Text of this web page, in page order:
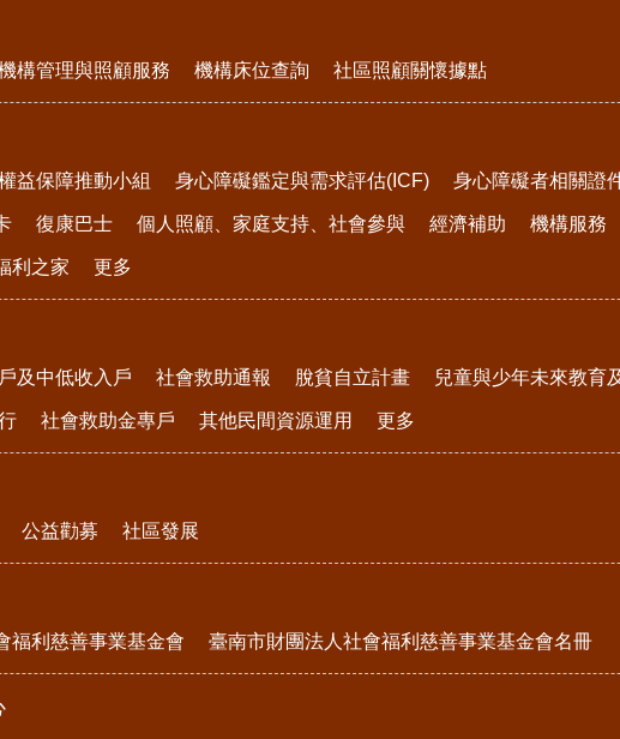
構管理與照顧服務 機構床位查詢 社區照顧關懷據點
益保障推動小組 身心障礙鑑定與需求評估(ICF) 身心障礙者相關證
復康巴士 個人照顧、家庭支持、社會參與 經濟補助 機構服務
利之家 更多
及中低收入戶 社會救助通報 脫貧自立計畫 兒童與少年未來教育
社會救助金專戶 其他民間資源運用 更多
公益勸募 社區發展
福利慈善事業基金會 臺南市財團法人社會福利慈善事業基金會名冊